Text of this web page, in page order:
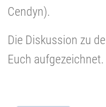
Cendyn).
Die Diskussion zu
Euch aufgezeichnet.